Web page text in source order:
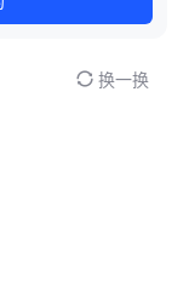
换一换